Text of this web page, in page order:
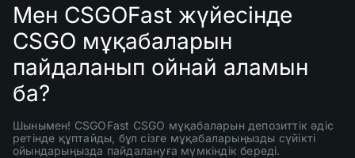
Мен CSGOFast жүйесінде
CSGO мұқабаларын
пайдаланып ойнай аламын
ба?
Шынымен! CSGOFast CSGO мұқабаларын депозиттік әдіс
ретінде құптайды, бұл сізге мұқабаларыңызды сүйікті
ойындарыңызда пайдалануға мүмкіндік береді.